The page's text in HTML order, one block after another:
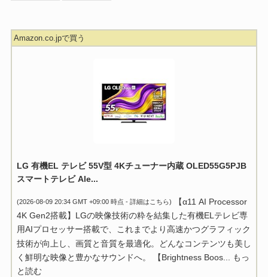
Amazon.co.jpで買う
LG 有機EL テレビ 55V型 4Kチューナー内蔵 OLED55G5PJB
スマートテレビ Ale...
(2026-08-09 20:34 GMT +09:00 時点 - 詳細はこちら)
【α11 AI Processor
4K Gen2搭載】LGの映像技術の粋を結集した有機ELテレビ専
用AIプロセッサー搭載で、これまでより高速かつグラフィック
技術が向上し、画質と音質を最適化。どんなコンテンツも美し
く鮮明な映像と豊かなサウンドへ。 【Brightness Boos...
もっ
と読む